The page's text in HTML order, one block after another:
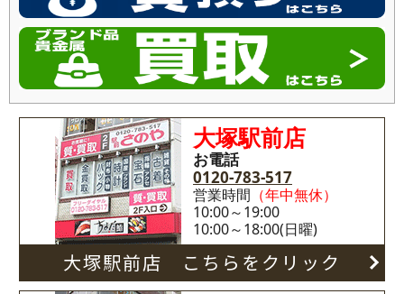
大塚駅前店
お電話
0120-783-517
営業時間 （年中無休）
10:00～19:00
10:00～18:00(日曜)
大塚駅前店 こちらをクリック